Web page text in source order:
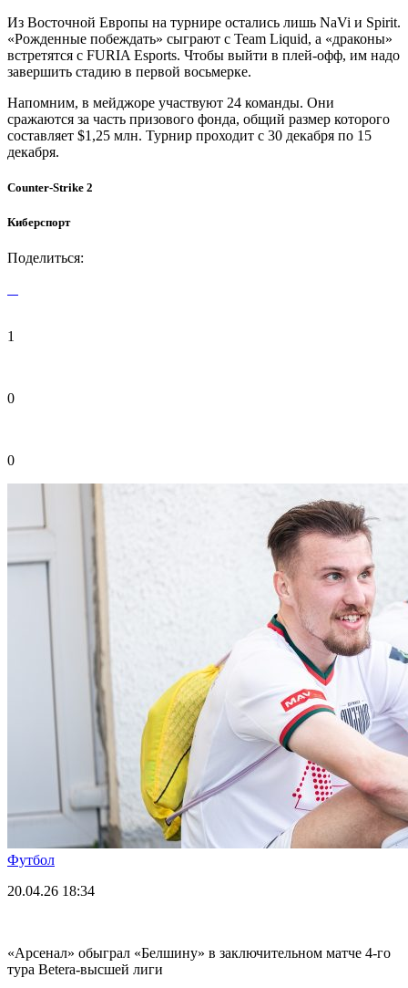
Из Восточной Европы на турнире остались лишь NaVi и Spirit.
«Рожденные побеждать» сыграют с Team Liquid, а «драконы»
встретятся с FURIA Esports. Чтобы выйти в плей-офф, им надо
завершить стадию в первой восьмерке.
Напомним, в мейджоре участвуют 24 команды. Они
сражаются за часть призового фонда, общий размер которого
составляет $1,25 млн. Турнир проходит с 30 декабря по 15
декабря.
Counter-Strike 2
Киберспорт
Поделиться:
1
0
0
Футбол
20.04.26 18:34
«Арсенал» обыграл «Белшину» в заключительном матче 4-го
тура Betera-высшей лиги